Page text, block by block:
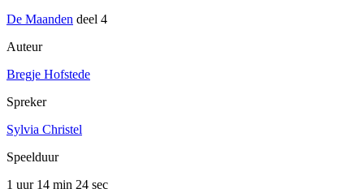
De Maanden deel 4
Auteur
Bregje Hofstede
Spreker
Sylvia Christel
Speelduur
1 uur 14 min 24 sec